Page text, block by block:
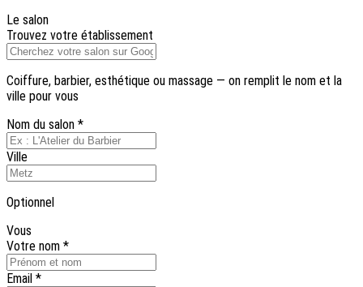
Le salon
Trouvez votre établissement
Coiffure, barbier, esthétique ou massage — on remplit le nom et la
ville pour vous
Nom du salon *
Ville
Optionnel
Vous
Votre nom *
Email *